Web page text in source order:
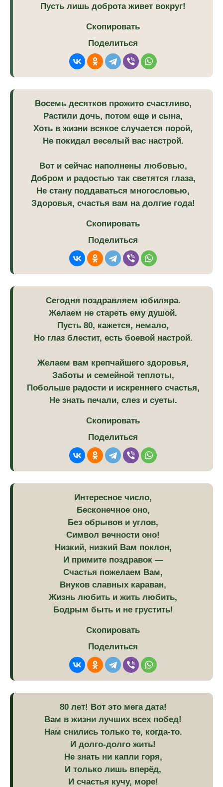
Пусть лишь доброта живет вокруг!
Скопировать
Поделиться
Восемь десятков прожито счастливо,
Растили дочь, потом еще и сына,
Хоть в жизни всякое случается порой,
Не покидал веселый вас настрой.
Вот и сейчас наполнены любовью,
Добром и радостью так светятся глаза,
Не стану поддаваться многословью,
Здоровья, счастья вам на долгие года!
Скопировать
Поделиться
Сегодня поздравляем юбиляра.
Желаем не стареть ему душой.
Пусть 80, кажется, немало,
Но глаз блестит, есть боевой настрой.
Желаем вам крепчайшего здоровья,
Заботы и семейной теплоты,
Побольше радости и искреннего счастья,
Не знать печали, слез и суеты.
Скопировать
Поделиться
Интересное число,
Бесконечное оно,
Без обрывов и углов,
Символ вечности оно!
Низкий, низкий Вам поклон,
И примите поздравок —
Счастья пожелаем Вам,
Внуков славных караван,
Жизнь любить и жить любить,
Бодрым быть и не грустить!
Скопировать
Поделиться
80 лет! Вот это мега дата!
Вам в жизни лучших всех побед!
Нам снились только те, когда-то.
И долго-долго жить!
Не знать ни капли горя,
И только лишь вперёд,
И счастья кучу, море!